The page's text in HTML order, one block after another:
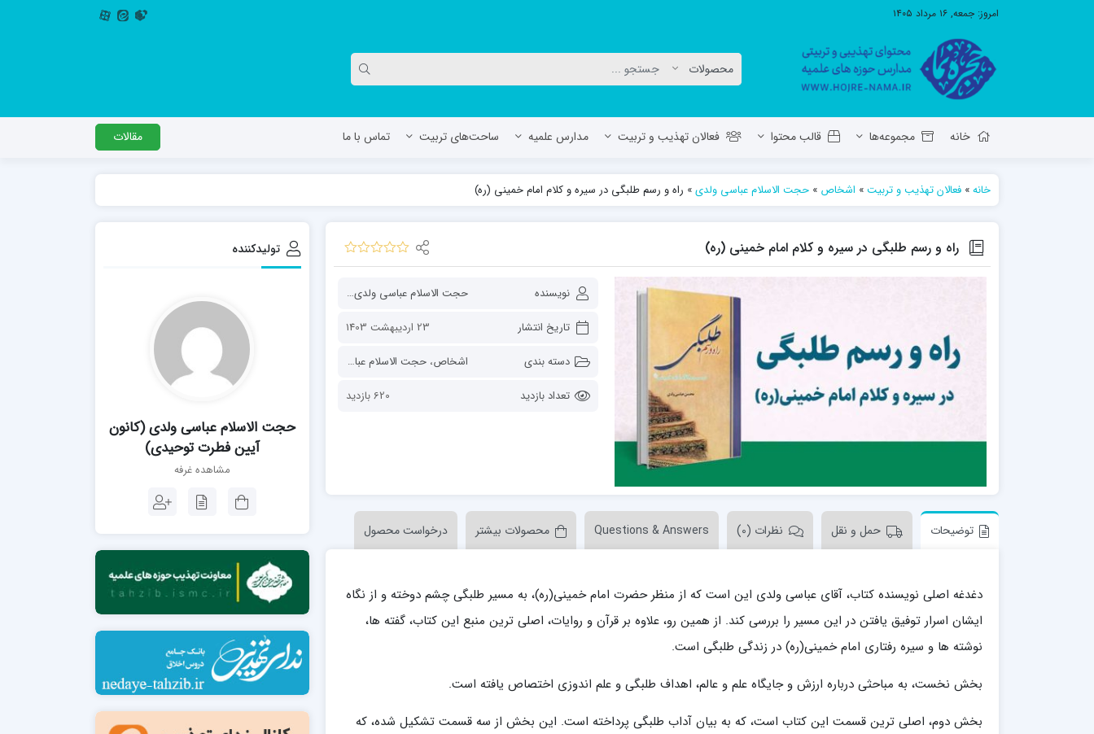
امروز: جمعه, ۱۶ مرداد ۱۴۰۵
خانه مجموعه‌ها قالب محتوا فعالان تهذیب و تربیت مدارس علمیه
معاونت تهذیب استان آ.ش
حوزه علمیه حضرت ولی عصر عج بناب
مدرسه علمیه صاحب الزمان عج مرند
مدرسه علمیه جعفریه
مدرسه علمیه المهدی (عج)/ آران و بیدگل
حوزه علمیه سفیران هدایت رهنان
مدرسه آیت الله العظمی گلپایگانی ره
مدرسه اباصالح المهدی عج
مدرسه امام جعفر صادق علیه السلام ساوجبلاغ
مدرسه علمیه امام حسن مجتبی(ع) چهارباغ
مدرسه امام حسن عسگری ع
مدرسه علمیه دارالسلام
امام حسن عسکری علیه السلام
مدرسه فقهی تخصصی امام رضا علیه السلام
مدرسه امام کاظم علیه السلام
مدرسه علمیه حضرت بقیة‌ الله(عج)
مدرسه جهانگیرخان
مدرسه علمیه حسنیه
مدرسه علمیه دارالهدی
مدرسه علمیه رسل
مدرسه شهید صدوقی ره واحد 4 (شهید ثانی)
مدرسه علمیه فخریه/ راور
مدرسه علمیه امام خمینی ره/ رفسنجان
مدرسه علمیه پیامبر اعظم/ رودبار جنوب
مدرسه علمیه اهل بیت علیهم‌السلام/ قلعه گنج
مدرسه علمیه محمودیه/ کرمان
ولایت (امامیه)
مدرسه آخوند (ره) همدان
ساحت‌های تربیت تماس با ما مقالات
خانه» فعالان تهذیب و تربیت» اشخاص » حجت الاسلام عباسی ولدی» راه و رسم طلبگی در سیره و کلام امام خمینی (ره)
راه و رسم طلبگی در سیره و کلام امام خمینی (ره)
نویسنده
حجت الاسلام عباسی ولدی (کانون آیین فطرت توحیدی)
تاریخ انتشار
23 اردیبهشت 1403
دسته بندی
اشخاص،حجت الاسلام عباسی ولدی فعالان تهذیب و تربیت قالب محتوا،
تعداد بازدید
620 بازدید
توضیحات حمل و نقل نظرات (0) Questions & Answers محصولات بیشتر درخواست محصول
دغدغه اصلی نویسنده کتاب، آقای عباسی ولدی این است که از منظر حضرت امام خمینی(ره)، به مسیر طلبگی چشم دوخته و از نگاه
ایشان اسرار توفیق یافتن در این مسیر را بررسی کند. از همین رو، علاوه بر قرآن و روایات، اصلی ترین منبع این کتاب، گفته ها،
نوشته ها و سیره رفتاری امام خمینی(ره) در زندگی طلبگی است.
بخش نخست، به مباحثی درباره ارزش و جایگاه علم و عالم، اهداف طلبگی و علم اندوزی اختصاص یافته است.
بخش دوم، اصلی ترین قسمت این کتاب است، که به بیان آداب طلبگی پرداخته است. این بخش از سه قسمت تشکیل شده، که
تولیدکننده
حجت الاسلام عباسی ولدی (کانون
آیین فطرت توحیدی)
مشاهده غرفه